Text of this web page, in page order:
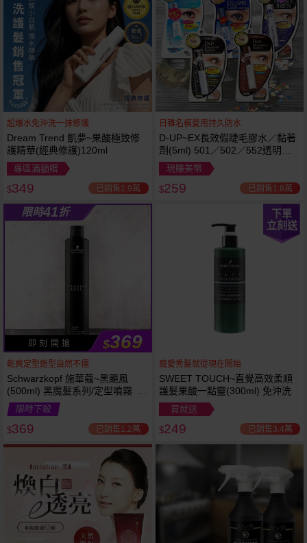
超爆水免沖洗一抹修護
Dream Trend 凱夢~果酸極致修
護精華(經典修護)120ml
專區滿額贈
$349 已銷售1.9萬
日雜名模愛用持久防水
D-UP~EX長效假睫毛膠水／黏著
劑(5ml) 501／502／552透明／
553黑色／554咖啡色 款式可選
現賺美幣
$259 已銷售1.8萬
限時41折
即 刻 開 搶 $369
乾爽定型造型自然不僵
Schwarzkopf 施華蔻~黑颶風
(500ml) 黑魔髮系列/定型噴霧 施
華寇
限時下殺
$369 已銷售1.2萬
下單
立刻送
寵愛秀髮就從現在開始
SWEET TOUCH~直覺高效柔順
護髮果酸一點靈(300ml) 免沖洗
買就送
$249 已銷售3.4萬